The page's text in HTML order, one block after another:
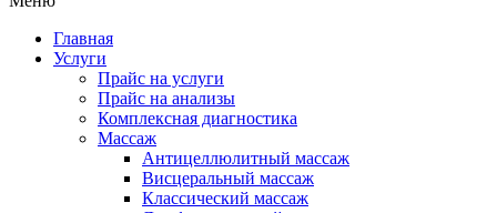
Клиника
жизнь"Главная
Услуги
Прайс на услуги
Прайс на анализы
Комплексная диагностика
Массаж
Антицеллюлитный массаж
Висцеральный массаж
Классический массаж